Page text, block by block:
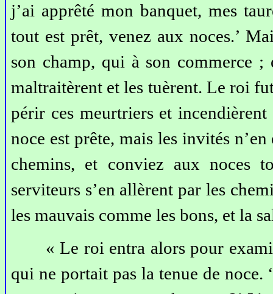
j’ai apprêté mon banquet, mes
tout est prêt, venez aux noces.’
son champ, qui à son commerce ;
maltraitèrent et les tuèrent. Le roi
périr ces meurtriers et
noce est prête, mais les invités
chemins, et conviez aux noces
serviteurs s’en allèrent par les
les mauvais comme les bons, et la
« Le roi entra alors pour
qui ne portait pas la tenue de